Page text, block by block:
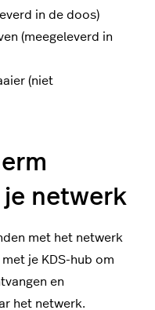
in de doos)
(meegeleverd in
(niet
netwerk
met het netwerk
je KDS-hub om
en
het netwerk.